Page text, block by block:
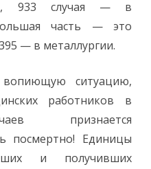
933 случая — в
часть — это
— в металлургии.
ситуацию,
работников в
признается
посмертно! Единицы
и получивших